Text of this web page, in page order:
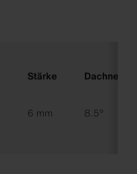
Stärke
6 mm 8.5°